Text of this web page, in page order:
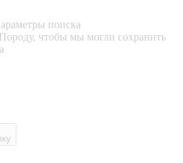
поиска
чтобы мы могли сохранить